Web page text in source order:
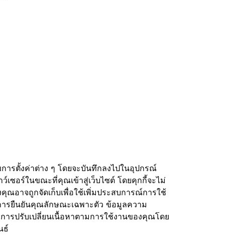
ารตั้งค่าต่าง ๆ โดยจะบันทึกลงไปในอุปกรณ์
เซอร์ในขณะที่คุณเข้าสู่เว็บไซต์ โดยคุกกี้จะไม่
อาจถูกจัดเก็บเพื่อใช้เพิ่มประสบการณ์การใช้
ารยืนยันคุณลักษณะเฉพาะตัว ข้อมูลความ
รปรับเปลี่ยนเนื้อหาตามการใช้งานของคุณโดย
ธ์